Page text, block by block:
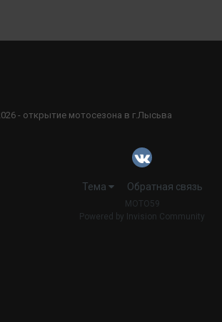
- открытие мотосезона в г.Лысьва
Тема Обратная связь
MOTO59
Powered by Invision Community